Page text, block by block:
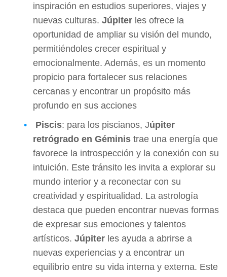
inspiración en estudios superiores, viajes y
nuevas culturas. Júpiter les ofrece la
oportunidad de ampliar su visión del mundo,
permitiéndoles crecer espiritual y
emocionalmente. Además, es un momento
propicio para fortalecer sus relaciones
cercanas y encontrar un propósito más
profundo en sus acciones
Piscis: para los piscianos, Júpiter
retrógrado en Géminis trae una energía que
favorece la introspección y la conexión con su
intuición. Este tránsito les invita a explorar su
mundo interior y a reconectar con su
creatividad y espiritualidad. La astrología
destaca que pueden encontrar nuevas formas
de expresar sus emociones y talentos
artísticos. Júpiter les ayuda a abrirse a
nuevas experiencias y a encontrar un
equilibrio entre su vida interna y externa. Este